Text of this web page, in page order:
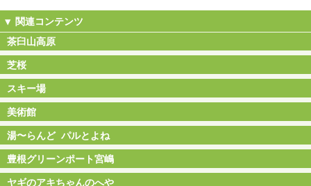
茶臼山高原
芝桜
スキー場
美術館
湯〜らんど パルとよね
豊根グリーンポート宮嶋
ヤギのアキちゃんのへや